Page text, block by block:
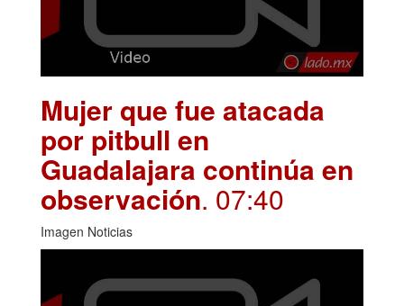
Mujer que fue atacada
por pitbull en
Guadalajara continúa en
observación. 07:40
Imagen Noticias